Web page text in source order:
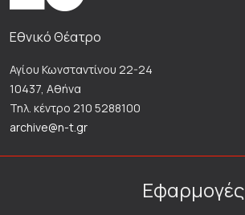
Εθνικό Θέατρο
Αγίου Κωνσταντίνου 22-24
10437, Αθήνα
Τηλ. κέντρο 210 5288100
archive@n-t.gr
Εφαρμογές